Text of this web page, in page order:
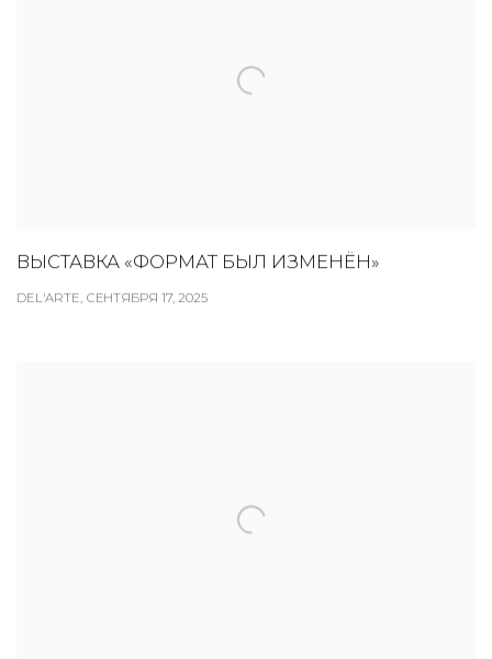
ВЫСТАВКА «ФОРМАТ БЫЛ ИЗМЕНЁН»
DEL'ARTE, СЕНТЯБРЯ 17, 2025